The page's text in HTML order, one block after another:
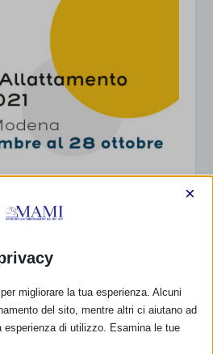
×
migliorare la tua esperienza. Alcuni
del sito, mentre altri ci aiutano ad
esperienza di utilizzo. Esamina le tue